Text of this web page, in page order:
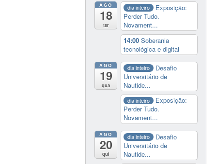
AGO
18
ter
dia inteiro
Exposição:
Perder Tudo.
Novament...
14:00Soberania
tecnológica e digital
AGO
19
qua
dia inteiro
Desafio
Universitário de
Nautide...
dia inteiro
Exposição:
Perder Tudo.
Novament...
AGO
20
qui
dia inteiro
Desafio
Universitário de
Nautide...